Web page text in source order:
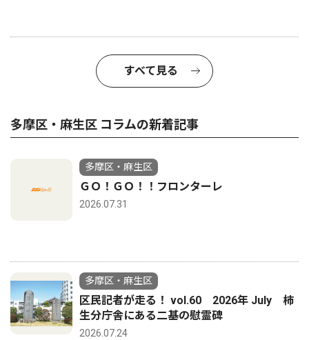
すべて見る
多摩区・麻生区 コラムの新着記事
多摩区・麻生区
ＧＯ！ＧＯ！！フロンターレ
2026.07.31
多摩区・麻生区
区民記者が走る！ vol.60 2026年 July 柿
生分庁舎にある二基の慰霊碑
2026.07.24